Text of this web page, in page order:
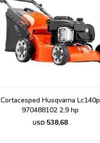
Cortacesped Husqvarna Lc140p
970488102 2,9 hp
USD 538,68